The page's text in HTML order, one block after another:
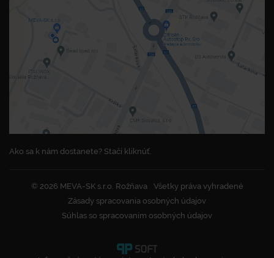
Ako sa k nám dostanete? Stačí kliknúť.
© 2026 MEVA-SK s.r.o. Rožňava
Všetky práva vyhradené
Zásady spracovania osobných údajov
Súhlas so spracovaním osobných údajov